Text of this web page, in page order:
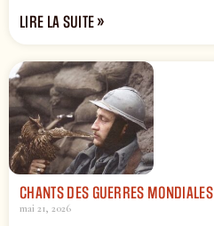
LIRE LA SUITE »
CHANTS DES GUERRES MONDIALES
mai 21, 2026